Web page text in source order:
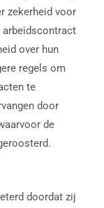
zekerheid voor
arbeidscontract
over hun
regels om
te
door
de
doordat zij